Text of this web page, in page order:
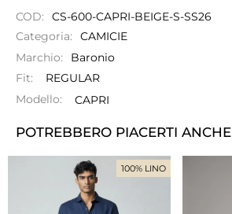
Fit:
REGULAR
Modello:
CAPRI
COD:
CS-600-CAPRI-BEIGE-S-SS26
Categoria:
CAMICIE
Marchio:
Baronio
POTREBBERO PIACERTI ANCHE
100% LINO